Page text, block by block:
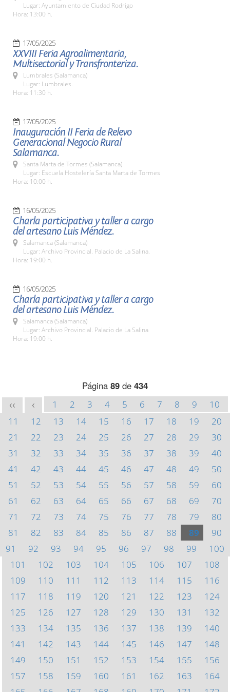
Lugar: Ayuntamiento de Ciudad Rodrigo
Hora: 13:00 h.
17/05/2025
XXVIII Feria Agroalimentaria,
Multisectorial y Transfronteriza.
Lumbrales (Salamanca)
Lugar: Lumbrales.
Hora: 11:30 h.
17/05/2025
Inauguración II Feria de Relevo
Generacional Negocio Rural
Salamanca.
Santa Marta de Tormes (Salamanca)
Lugar: Escuela Hostelería Santa Marta de Tormes
Hora: 10:00 h.
16/05/2025
Charla participativa y taller a cargo
del artesano Luis Méndez.
Salamanca (Salamanca)
Lugar: Archivo Provincial. Palacio de La Salina.
Hora: 19:00 h.
16/05/2025
Charla participativa y taller a cargo
del artesano Luis Méndez.
Salamanca (Salamanca)
Lugar: Archivo Provincial. Palacio de La Salina
Hora: 19:00 h.
Página 89 de 434
<< < 1 2 3 4 5 6 7 8 9
10
11
12 13 14 15 16 17 18 19
20
21
22 23 24 25 26 27 28 29
30
31
32 33 34 35 36 37 38 39
40
41
42 43 44 45 46 47 48 49
50
51
52 53 54 55 56 57 58 59
60
61
62 63 64 65 66 67 68 69
70
71
72 73 74 75 76 77 78 79
80
81
82 83 84 85 86 87 88 89
90
91
92 93 94 95 96 97 98 99
100
101
102 103 104 105 106 107
108
109
110 111 112 113 114 115
116
117
118 119 120 121 122 123
124
125
126 127 128 129 130 131
132
133
134 135 136 137 138 139
140
141
142 143 144 145 146 147
148
149
150 151 152 153 154 155
156
157
158 159 160 161 162 163
164